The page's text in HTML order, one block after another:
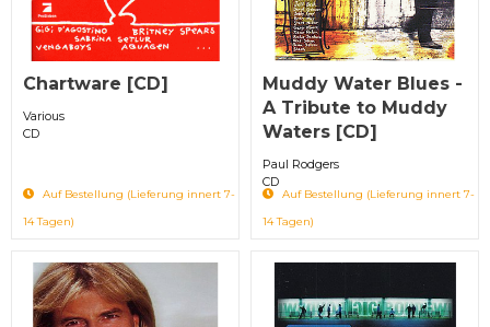
Chartware [CD]
Various
CD
Auf Bestellung (Lieferung innert 7-
14 Tagen)
Muddy Water Blues -
A Tribute to Muddy
Waters [CD]
Paul Rodgers
CD
Auf Bestellung (Lieferung innert 7-
14 Tagen)